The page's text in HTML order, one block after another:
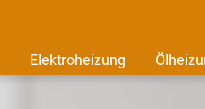
Elektroheizung